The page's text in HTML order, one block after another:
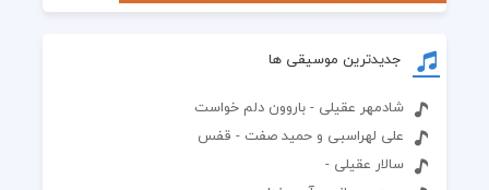
جدیدترین موسیقی ها
شادمهر عقیلی - باروون دلم خواست
علی لهراسبی و حمید صفت - قفس
سالار عقیلی -